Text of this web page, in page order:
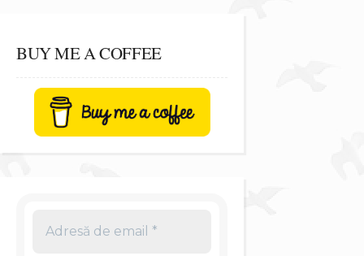
BUY ME A COFFEE